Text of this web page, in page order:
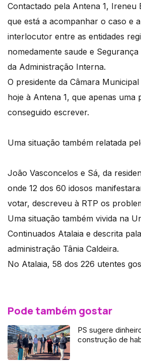
Contactado pela Antena 1,
que está a acompanhar o caso e
interlocutor entre as entidades
nomedamente saude e
da Administração Interna.
O presidente da Câmara
hoje à Antena 1, que apenas uma
conseguido escrever.
Uma situação também relatada
João Vasconcelos e Sá, da
onde 12 dos 60 idosos
votar, descreveu à RTP os
Uma situação também vivida na
Continuados Atalaia e descrita
administração Tânia Caldeira.
No Atalaia, 58 dos 226 utentes
Pode também gostar
PS sugere
construção de